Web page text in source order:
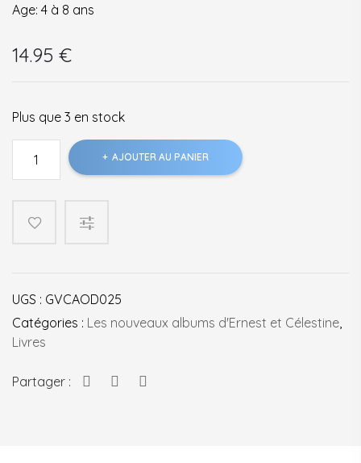
Age: 4 à 8 ans
14.95 €
Plus que 3 en stock
Célestine
des
jours
heureux
AJOUTER AU PANIER
UGS : GVCAOD025
Catégories : Les nouveaux albums d'Ernest et Célestine
Livres
Partager :